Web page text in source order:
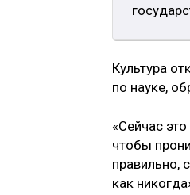
Культура
по науке,
«Сейчас
чтобы
правильно,
как